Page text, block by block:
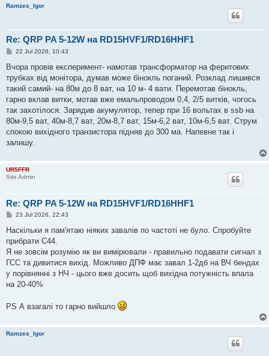
Ramzes_Igor
Re: QRP PA 5-12W на RD15HVF1/RD16HHF1
P
s
22 Jul 2026, 10:43
Вчора провів експеримент- намотав трансформатор на феритових
трубках від монітора, думав може бінокль поганий. Розклад лишився
такий самий- на 80м до 8 ват, на 10 м- 4 вати. Перемотав бінокль,
гарно вклав витки, мотав вже емальпроводом 0,4, 2/5 витків, чогось
так захотілося. Зарядив акумулятор, тепер при 16 вольтах в ssb на
80м-9,5 ват, 40м-8,7 ват, 20м-8,7 ват, 15м-6,2 ват, 10м-6,5 ват. Струм
спокою вихідного транзистора підняв до 300 ма. Напевне так і
залишу.
UR5FFR
Site Admin
Re: QRP PA 5-12W на RD15HVF1/RD16HHF1
P
s
23 Jul 2026, 22:43
Наскільки я пам'ятаю ніяких завалів по частоті не було. Спробуйте
прибрати С44.
Я не зовсім розумію як ви вимірювали - правильно подавати сигнал з
ГСС та дивитися вихід. Можливо ДПФ має завал 1-2дб на ВЧ бендах
у порівнянні з НЧ - цього вже досить щоб вихідна потужність впала
на 20-40%
PS А взагалі то гарно вийшло
Ramzes_Igor